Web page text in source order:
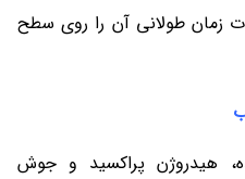
طولانی آن را روی سطح
هیدروژن پراکسید و جوش